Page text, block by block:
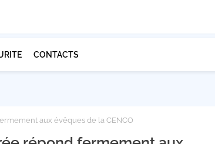
CONTACTS
aux évêques de la CENCO